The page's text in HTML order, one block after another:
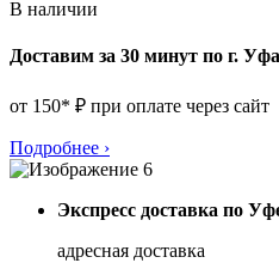
В наличии
Доставим за 30 минут по г. Уфа
от 150* ₽ при оплате через сайт
Подробнее ›
Экспресс доставка по
адресная доставка